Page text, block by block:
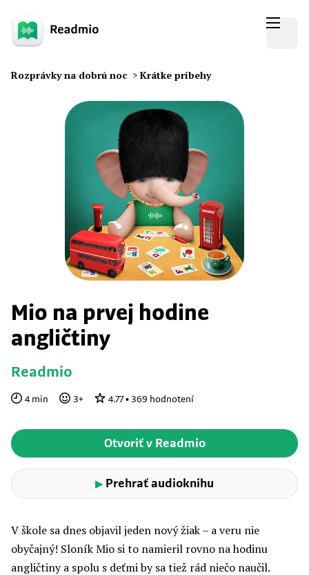
Rozprávky na dobrú noc > Krátke príbehy
Mio na prvej hodine
angličtiny
Readmio
4min 3+ 4.77• 369 hodnotení
Otvoriť v Readmio
▶Prehrať audioknihu
V škole sa dnes objavil jeden nový žiak – a veru nie
obyčajný! Sloník Mio si to namieril rovno na hodinu
angličtiny a spolu s deťmi by sa tiež rád niečo naučil.